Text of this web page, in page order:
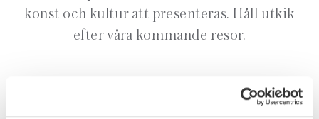
konst och kultur att presenteras. Håll utkik
efter våra kommande resor.